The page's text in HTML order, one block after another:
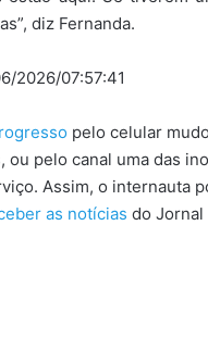
diz Fernanda.
2026/07:57:41
pelo celular
pelo canal uma das
Assim, o internauta
as notícias do Jornal